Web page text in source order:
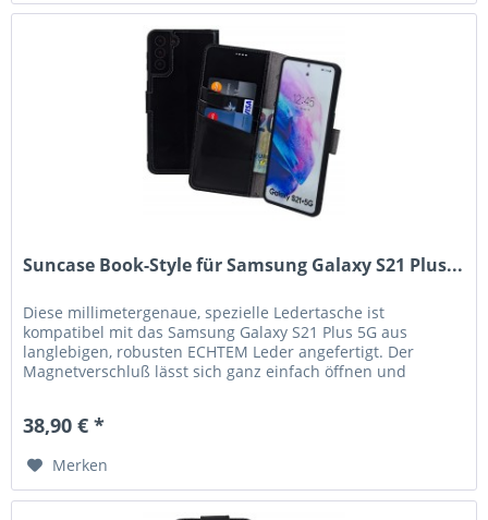
Suncase Book-Style für Samsung Galaxy S21 Plus...
Diese millimetergenaue, spezielle Ledertasche ist
kompatibel mit das Samsung Galaxy S21 Plus 5G aus
langlebigen, robusten ECHTEM Leder angefertigt. Der
Magnetverschluß lässt sich ganz einfach öffnen und
38,90 € *
Merken